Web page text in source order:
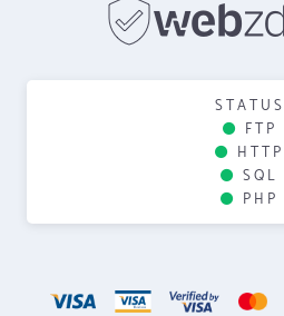
STATUS
FTP
HTTP
SQL
PHP